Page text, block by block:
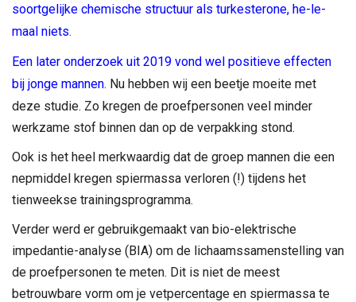
soortgelijke chemische structuur als turkesterone, he-le-
maal niets.
Een later onderzoek uit 2019 vond wel positieve effecten
bij jonge mannen. Nu hebben wij een beetje moeite met
deze studie. Zo kregen de proefpersonen veel minder
werkzame stof binnen dan op de verpakking stond.
Ook is het heel merkwaardig dat de groep mannen die een
nepmiddel kregen spiermassa verloren (!) tijdens het
tienweekse trainingsprogramma.
Verder werd er gebruikgemaakt van bio-elektrische
impedantie-analyse (BIA) om de lichaamssamenstelling van
de proefpersonen te meten. Dit is niet de meest
betrouwbare vorm om je vetpercentage en spiermassa te